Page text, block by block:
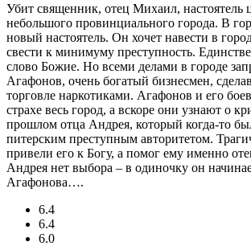
Убит священник, отец Михаил, настоятель
небольшого провинциального города. В
новый настоятель. Он хочет навести в
свести к минимуму преступность.
слово Божие. Но всеми делами в городе
Агафонов, очень богатый бизнесмен,
торговле наркотиками. Агафонов и его
страхе весь город, а вскоре они узнают о
прошлом отца Андрея, который когда-то
питерским преступным авторитетом.
привели его к Богу, а помог ему именно
Андрея нет выбора – в одиночку он
Агафонова….
6.4
6.4
6.0